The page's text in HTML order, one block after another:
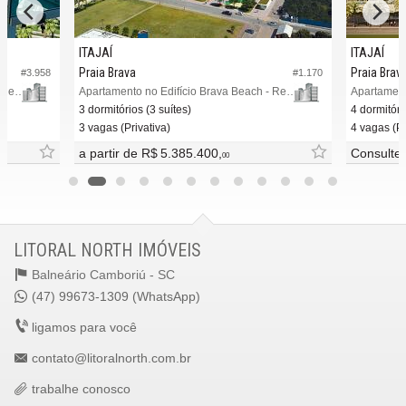
Endereço:
Avenida José Medeiros Viêira
Praia Brava
Itajaí /
SC
ver mapa abaixo
#3.958
Apartamento no Edifício Brava Beach - Reserva Aroeira
#1.170
ITAJAÍ
Praia Brava
Apartamento no Edifício Brava Beach - Reserva Figueira
3 dormitórios (3 suítes)
3 vagas (Privativa)
a partir de R$ 5.385.400, 00
ITAJAÍ
Praia
4
4 vagas
LITORAL NORTH IMÓVEIS
Balneário Camboriú - SC
(47) 99673-1309 (WhatsApp)
ligamos para você
contato@litoralnorth.com.br
trabalhe conosco